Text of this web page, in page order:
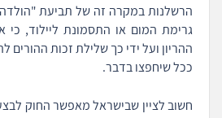
הרשלנות במקרה זה של תביעת
גרימת המום או התסמונת ליילוד, כי
ההריון ועל ידי כך שלילת זכות ההורים
ככל שיחפצו בדבר.
חשוב לציין שבישראל מאפשר החוק